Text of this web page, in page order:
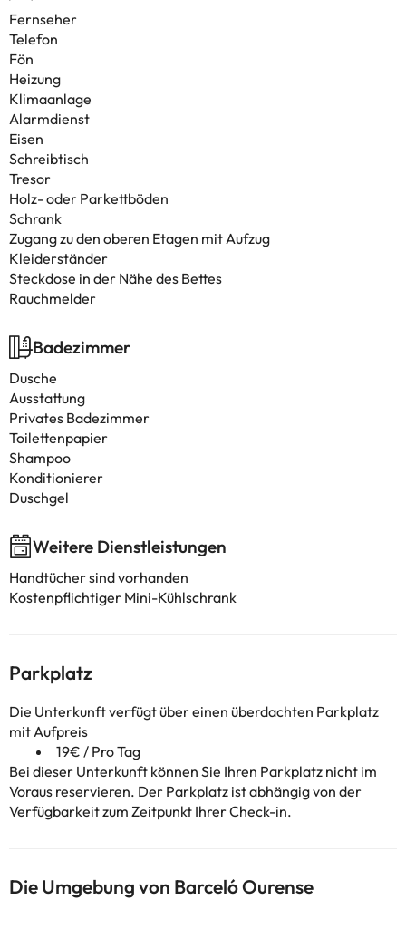
Fernseher
Telefon
Fön
Heizung
Klimaanlage
Alarmdienst
Eisen
Schreibtisch
Tresor
Holz- oder Parkettböden
Schrank
Zugang zu den oberen Etagen mit Aufzug
Kleiderständer
Steckdose in der Nähe des Bettes
Rauchmelder
Badezimmer
Dusche
Ausstattung
Privates Badezimmer
Toilettenpapier
Shampoo
Konditionierer
Duschgel
Weitere Dienstleistungen
Handtücher sind vorhanden
Kostenpflichtiger Mini-Kühlschrank
Parkplatz
Die Unterkunft verfügt über einen überdachten Parkplatz
mit Aufpreis
19€ / Pro Tag
Bei dieser Unterkunft können Sie Ihren Parkplatz nicht im
Voraus reservieren. Der Parkplatz ist abhängig von der
Verfügbarkeit zum Zeitpunkt Ihrer Check-in.
Die Umgebung von Barceló Ourense